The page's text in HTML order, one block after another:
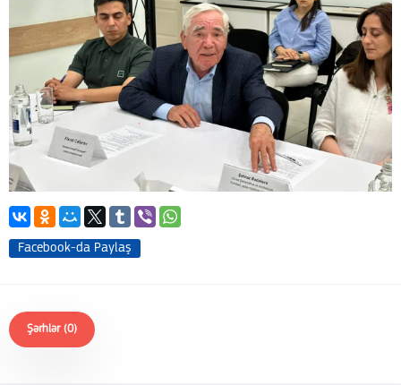
Facebook-da Paylaş
Şərhlər (0)